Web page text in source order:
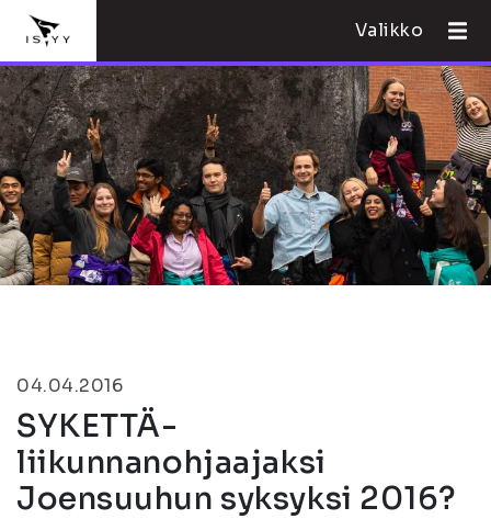
Valikko
04.04.2016
SYKETTÄ-
liikunnanohjaajaksi
Joensuuhun syksyksi 2016?